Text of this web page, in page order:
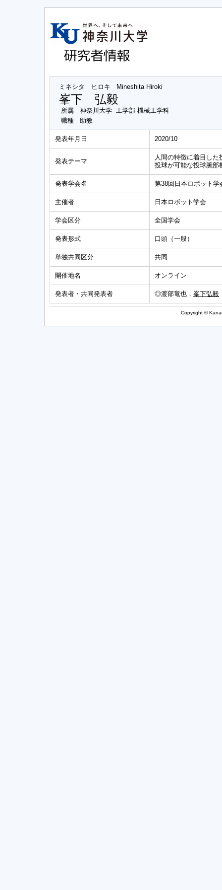
ミネシタ ヒロキ Mineshita Hiroki
峯下 弘毅
所属
神奈川大学 工学部 機械工学科
職種
助教
発表年月日 2020/10
発表テーマ
人間の特徴に着目し
投球が可能な投球腕部
発表学会名 第38回日本ロボット学
主催者 日本ロボット学会
学会区分 全国学会
発表形式 口頭（一般）
単独共同区分 共同
開催地名 オンライン
発表者・共同発表者 ◎渡部竜也， 峯下弘毅
Copyright ©